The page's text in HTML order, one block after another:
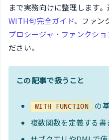
まで実務向けに整理します
WITH句完全ガイド、ファン
プロシージャ・ファンクシ
ださい。
この記事で扱うこと
WITH FUNCTION
の
複数関数を定義する書